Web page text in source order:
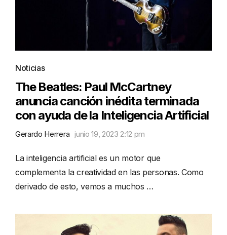
Noticias
The Beatles: Paul McCartney
anuncia canción inédita terminada
con ayuda de la Inteligencia Artificial
Gerardo Herrera junio 19, 2023 2:12 pm
La inteligencia artificial es un motor que
complementa la creatividad en las personas. Como
derivado de esto, vemos a muchos …